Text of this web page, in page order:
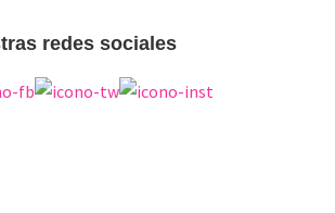
redes sociales